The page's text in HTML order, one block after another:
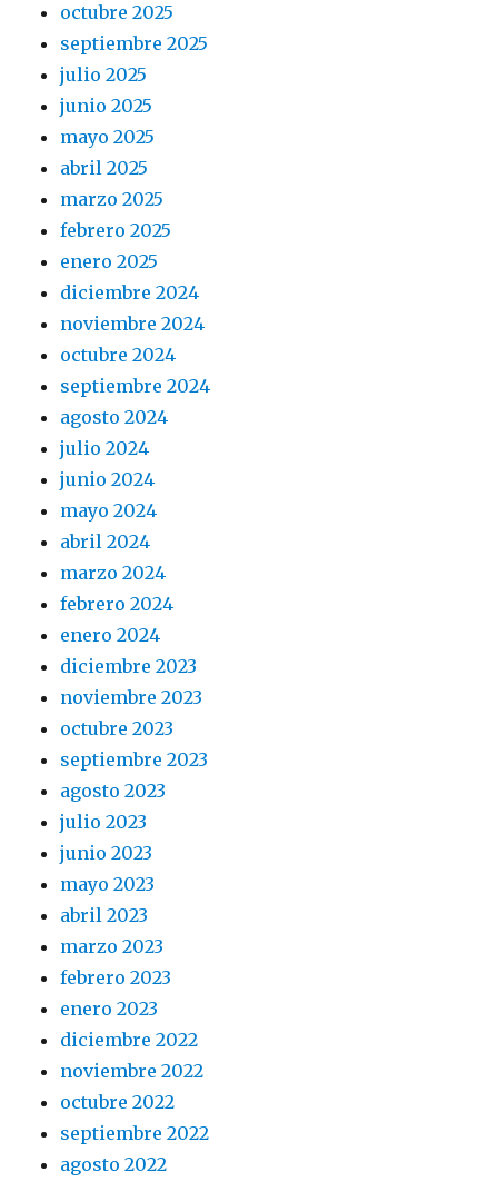
octubre 2025
septiembre 2025
julio 2025
junio 2025
mayo 2025
abril 2025
marzo 2025
febrero 2025
enero 2025
diciembre 2024
noviembre 2024
octubre 2024
septiembre 2024
agosto 2024
julio 2024
junio 2024
mayo 2024
abril 2024
marzo 2024
febrero 2024
enero 2024
diciembre 2023
noviembre 2023
octubre 2023
septiembre 2023
agosto 2023
julio 2023
junio 2023
mayo 2023
abril 2023
marzo 2023
febrero 2023
enero 2023
diciembre 2022
noviembre 2022
octubre 2022
septiembre 2022
agosto 2022